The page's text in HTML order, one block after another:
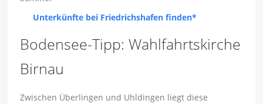
Unterkünfte bei Friedrichshafen finden*
Bodensee-Tipp: Wahlfahrtskirche
Birnau
Zwischen Überlingen und Uhldingen liegt diese